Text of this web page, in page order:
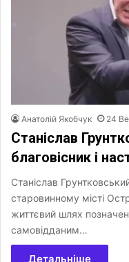
Анатолій Якобчук 24
Станіслав
благовісник і
Станіслав
старовинному місті
життєвий шлях
самовідданим…
Детальніше